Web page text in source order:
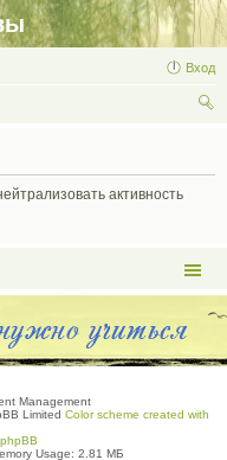
Вход
активность
Management
Limited Color scheme created with
Usage: 2.81 МБ